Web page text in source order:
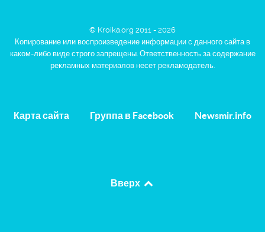
© Kroika.org 2011 - 2026
Копирование или воспроизведение информации с данного сайта в
каком-либо виде строго запрещены. Ответственность за содержание
рекламных материалов несет рекламодатель.
Карта сайта Группа в Facebook Newsmir.info
Вверх